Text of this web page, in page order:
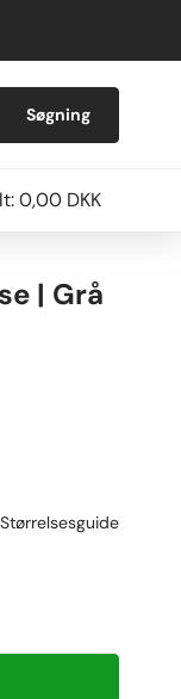
Søgning
0,00 DKK
| Grå
Størrelsesguide